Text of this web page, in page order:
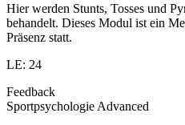
Hier werden Stunts, Tosses und
behandelt. Dieses Modul ist ein
Präsenz statt.
LE: 24
Feedback
Sportpsychologie Advanced